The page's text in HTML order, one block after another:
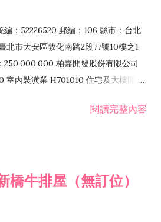
：52226520 郵編：106 縣市：台北
北市大安區敦化南路2段77號10樓之1
250,000,000 柏嘉開發股份有限公司
室內裝潢業 H701010 住宅及大樓開發
業 H703100 不動產租賃業 I503010
閱讀完整內容
橋牛排屋（無訂位）